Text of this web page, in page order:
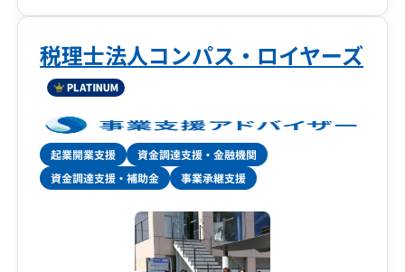
税理士法人コンパス・ロイヤーズ